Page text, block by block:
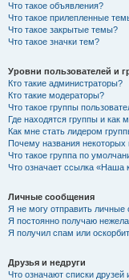
Что такое объявления?
Что такое прилепленные
Что такое закрытые темы?
Что такое значки тем?
Уровни пользователей и
Кто такие администраторы?
Кто такие модераторы?
Что такое группы
Где находятся группы и как
Как мне стать лидером
Почему названия
Что такое группа по
Что означает ссылка «Наша
Личные сообщения
Я не могу отправить личные
Я постоянно получаю
Я получил спам или
Друзья и недруги
Что означают списки друзей